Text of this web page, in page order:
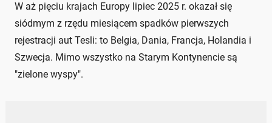
W aż pięciu krajach Europy lipiec 2025 r. okazał się
siódmym z rzędu miesiącem spadków pierwszych
rejestracji aut Tesli: to Belgia, Dania, Francja, Holandia i
Szwecja. Mimo wszystko na Starym Kontynencie są
"zielone wyspy".